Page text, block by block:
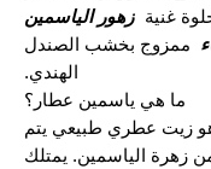
غنية زهور الياسمين
ممزوج بخشب الصندل
الهندي.
ما هي ياسمين عطار؟
زيت عطري طبيعي يتم
زهرة الياسمين. يمتلك